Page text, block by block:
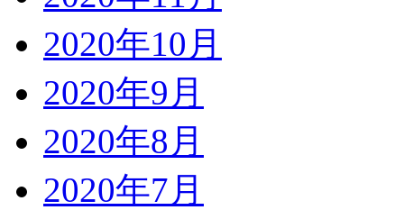
2020年10月
2020年9月
2020年8月
2020年7月